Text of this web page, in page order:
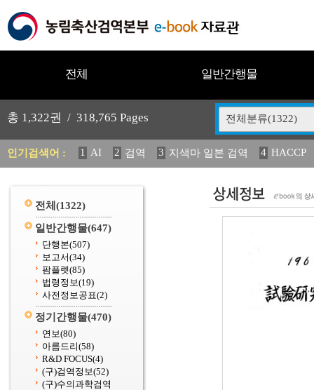
전체 일반간행물
총 1,322권 / 318,765 Pages 전체분류(1322)
인기검색어 : 1 AI 2 검역 3 지색마 일본 검역 4 HACCP
11 2025 12 중독성 식물 도감 13 媛 異 14
전체 (1322)
일반간행물(647)
단행본(507)
보고서(34)
팜플렛(85)
법령정보(19)
사전정보공표(2)
정기간행물(470)
연보(80)
아름드리(58)
R&D FOCUS(4)
(구)검역정보(52)
(구)수의과학검역